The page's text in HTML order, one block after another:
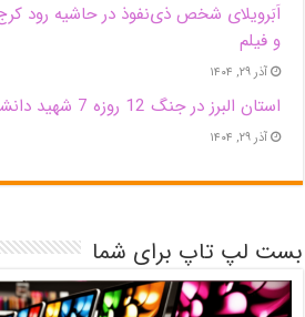
اَبَر‌ویلای شخص ذی‌نفوذ در حاشیه‌ رود
و فیلم
آذر ۲۹, ۱۴۰۴
استان البرز در جنگ 12 روزه 7 شهید دانشجو تقدیم انقلاب کرد
آذر ۲۹, ۱۴۰۴
بست لپ تاپ برای شما